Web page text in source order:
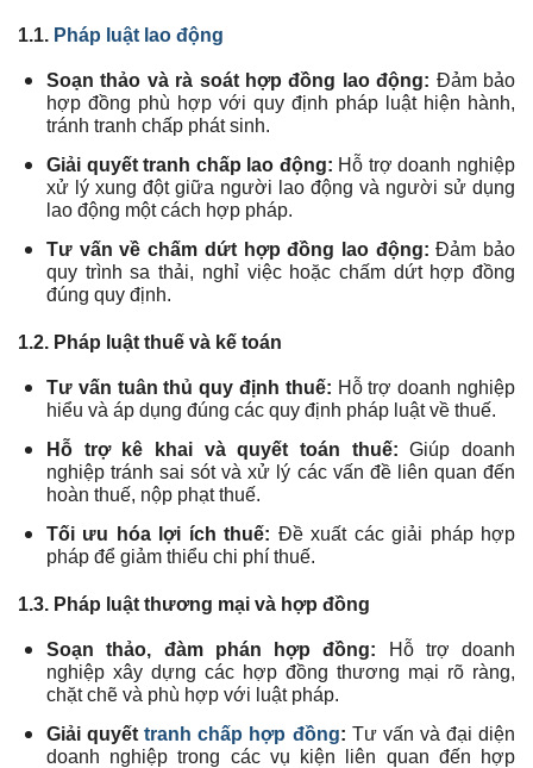
1.1. Pháp luật lao động
Soạn thảo và rà soát hợp đồng lao động: Đảm bảo
hợp đồng phù hợp với quy định pháp luật hiện hành,
tránh tranh chấp phát sinh.
Giải quyết tranh chấp lao động: Hỗ trợ doanh nghiệp
xử lý xung đột giữa người lao động và người sử dụng
lao động một cách hợp pháp.
Tư vấn về chấm dứt hợp đồng lao động: Đảm bảo
quy trình sa thải, nghỉ việc hoặc chấm dứt hợp đồng
đúng quy định.
1.2. Pháp luật thuế và kế toán
Tư vấn tuân thủ quy định thuế: Hỗ trợ doanh nghiệp
hiểu và áp dụng đúng các quy định pháp luật về thuế.
Hỗ trợ kê khai và quyết toán thuế: Giúp doanh
nghiệp tránh sai sót và xử lý các vấn đề liên quan đến
hoàn thuế, nộp phạt thuế.
Tối ưu hóa lợi ích thuế: Đề xuất các giải pháp hợp
pháp để giảm thiểu chi phí thuế.
1.3. Pháp luật thương mại và hợp đồng
Soạn thảo, đàm phán hợp đồng: Hỗ trợ doanh
nghiệp xây dựng các hợp đồng thương mại rõ ràng,
chặt chẽ và phù hợp với luật pháp.
Giải quyếttranh chấp hợp đồng: Tư vấn và đại diện
doanh nghiệp trong các vụ kiện liên quan đến hợp